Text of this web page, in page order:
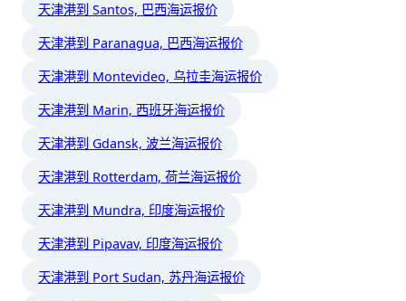
天津港到 Santos, 巴西海运报价
天津港到 Paranagua, 巴西海运报价
天津港到 Montevideo, 乌拉圭海运报价
天津港到 Marin, 西班牙海运报价
天津港到 Gdansk, 波兰海运报价
天津港到 Rotterdam, 荷兰海运报价
天津港到 Mundra, 印度海运报价
天津港到 Pipavav, 印度海运报价
天津港到 Port Sudan, 苏丹海运报价